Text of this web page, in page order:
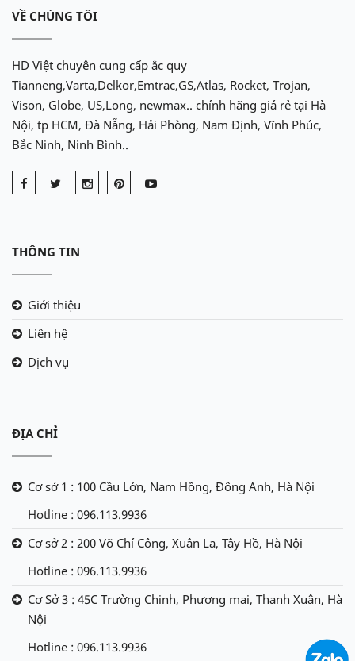
-N 200 (200Ah)
VỀ CHÚNG TÔI
HD Việt chuyên cung cấp ắc quy
Tianneng,Varta,Delkor,Emtrac,GS,Atlas, Rocket, Trojan,
Vison, Globe, US,Long, newmax.. chính hãng giá rẻ tại Hà
Nội, tp HCM, Đà Nẵng, Hải Phòng, Nam Định, Vĩnh Phúc,
Bắc Ninh, Ninh Bình..
THÔNG TIN
Giới thiệu
Liên hệ
Dịch vụ
ĐỊA CHỈ
Cơ sở 1 : 100 Cầu Lớn, Nam Hồng, Đông Anh, Hà Nội
Hotline : 096.113.9936
Cơ sở 2 : 200 Võ Chí Công, Xuân La, Tây Hồ, Hà Nội
Hotline : 096.113.9936
Cơ Sở 3 : 45C Trường Chinh, Phương mai, Thanh Xuân, Hà
Nội
Hotline : 096.113.9936